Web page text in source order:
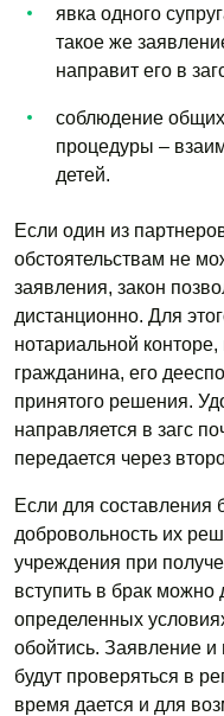
явка одного
такое же
направит его в
соблюдение
процедуры –
детей.
Если один из
обстоятельствам не
заявления, закон
дистанционно. Для
нотариальной конторе,
гражданина, его
принятого решения.
направляется в загс
передается через
Если для составления
добровольность их
учреждения при
вступить в брак
определенных
обойтись. Заявление
будут проверяться в
время дается и для